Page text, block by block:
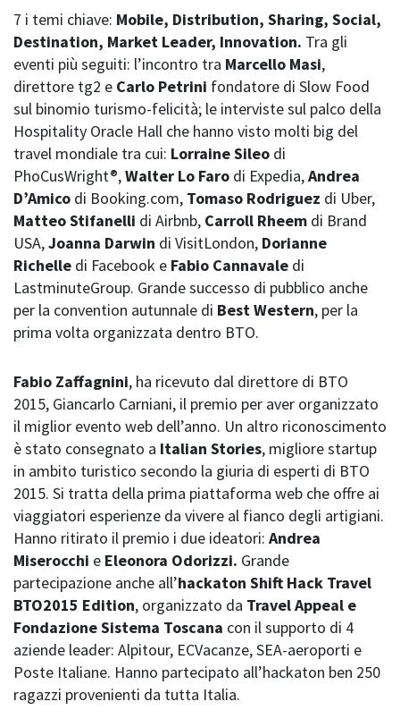
7 i temi chiave: Mobile, Distribution, Sharing, Social,
Destination, Market Leader, Innovation. Tra gli
eventi più seguiti: l’incontro tra Marcello Masi,
direttore tg2 e Carlo Petrini fondatore di Slow Food
sul binomio turismo-felicità; le interviste sul palco della
Hospitality Oracle Hall che hanno visto molti big del
travel mondiale tra cui: Lorraine Sileo di
PhoCusWright®,Walter Lo Faro di Expedia,Andrea
D’Amico di Booking.com, Tomaso Rodriguez di Uber,
Matteo Stifanelli di Airbnb, Carroll Rheem di Brand
USA,Joanna Darwin di VisitLondon, Dorianne
Richelle di Facebook e Fabio Cannavale di
LastminuteGroup. Grande successo di pubblico anche
per la convention autunnale di Best Western, per la
prima volta organizzata dentro BTO.
Fabio Zaffagnini, ha ricevuto dal direttore di BTO
2015, Giancarlo Carniani, il premio per aver organizzato
il miglior evento web dell’anno. Un altro riconoscimento
è stato consegnato a Italian Stories, migliore startup
in ambito turistico secondo la giuria di esperti di BTO
2015. Si tratta della prima piattaforma web che offre ai
viaggiatori esperienze da vivere al fianco degli artigiani.
Hanno ritirato il premio i due ideatori: Andrea
Miserocchi e Eleonora Odorizzi. Grande
partecipazione anche all’hackaton Shift Hack Travel
BTO2015 Edition, organizzato da Travel Appeal e
Fondazione Sistema Toscana con il supporto di 4
aziende leader: Alpitour, ECVacanze, SEA-aeroporti e
Poste Italiane. Hanno partecipato all’hackaton ben 250
ragazzi provenienti da tutta Italia.